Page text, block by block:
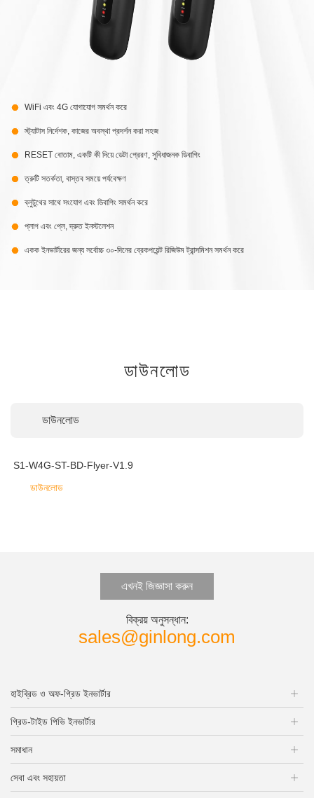
WiFi এবং 4G যোগাযোগ সমর্থন করে
স্ট্যাটাস নির্দেশক, কাজের অবস্থা প্রদর্শন করা সহজ
RESET বোতাম, একটি কী দিয়ে ডেটা প্রেরণ, সুবিধাজনক ডিবাগিং
ত্রুটি সতর্কতা, বাস্তব সময়ে পর্যবেক্ষণ
ব্লুটুথের সাথে সংযোগ এবং ডিবাগিং সমর্থন করে
প্লাগ এবং প্লে, দ্রুত ইনস্টলেশন
একক ইনভার্টারের জন্য সর্বোচ্চ ৩০-দিনের ব্রেকপয়েন্ট রিজিউম ট্রান্সমিশন সমর্থন করে
ডাউনলোড
ডাউনলোড
S1-W4G-ST-BD-Flyer-V1.9
ডাউনলোড
এখনই জিজ্ঞাসা করুন
বিক্রয় অনুসন্ধান:
sales@ginlong.com
হাইব্রিড ও অফ-গ্রিড ইনভার্টার
গ্রিড-টাইড পিভি ইনভার্টার
সমাধান
সেবা এবং সহায়তা